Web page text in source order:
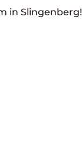
in Slingenberg!